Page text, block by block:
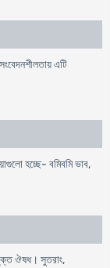
এটি
হচ্ছে- বমিবমি ভাব,
ঔষধ। সুতরাং,